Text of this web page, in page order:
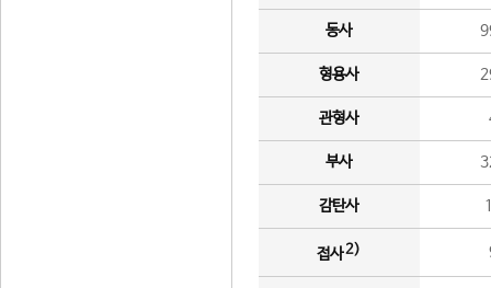
동사
형용사
관형사
부사
감탄사
접사2)